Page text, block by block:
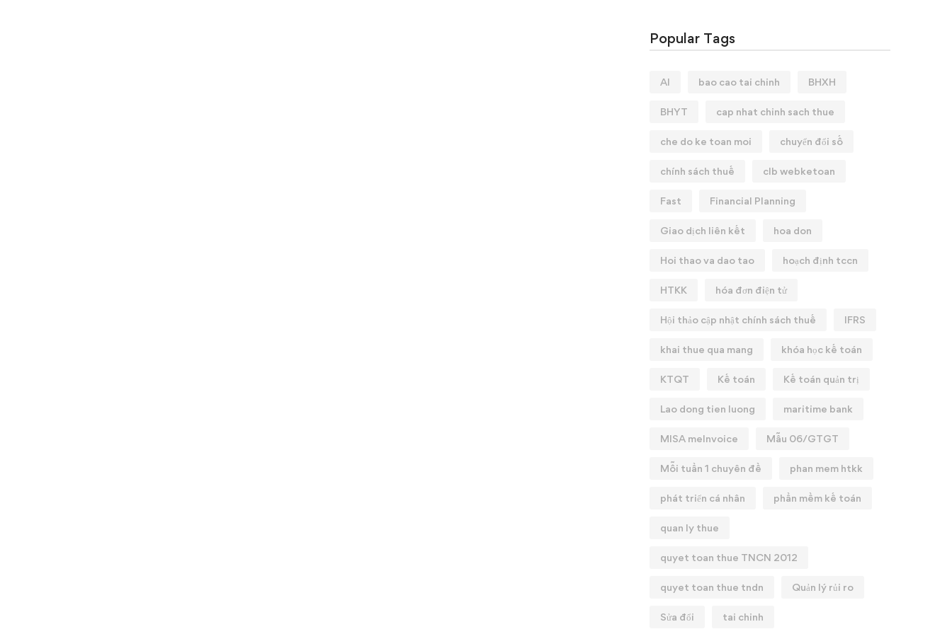
Popular Tags
AI bao cao tai chinh BHXH
BHYT cap nhat chinh sach thue
che do ke toan moi chuyển đổi số
chính sách thuế clb webketoan
Fast Financial Planning
Giao dịch liên kết hoa don
Hoi thao va dao tao hoạch định tccn
HTKK hóa đơn điện tử
Hội thảo cập nhật chính sách thuế IFRS
khai thue qua mang khóa học kế toán
KTQT Kế toán Kế toán quản trị
Lao dong tien luong maritime bank
MISA meInvoice Mẫu 06/GTGT
Mỗi tuần 1 chuyên đề phan mem htkk
phát triển cá nhân phần mềm kế toán
quan ly thue
quyet toan thue TNCN 2012
quyet toan thue tndn Quản lý rủi ro
Sửa đổi tai chinh